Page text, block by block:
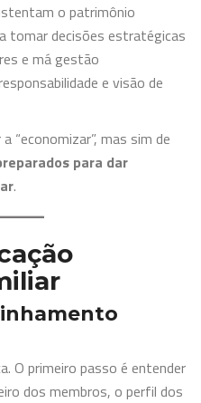
o patrimônio
tomar decisões estratégicas
e má gestão
e visão de
“economizar”, mas sim de
para dar
.
O primeiro passo é entender
dos membros, o perfil dos